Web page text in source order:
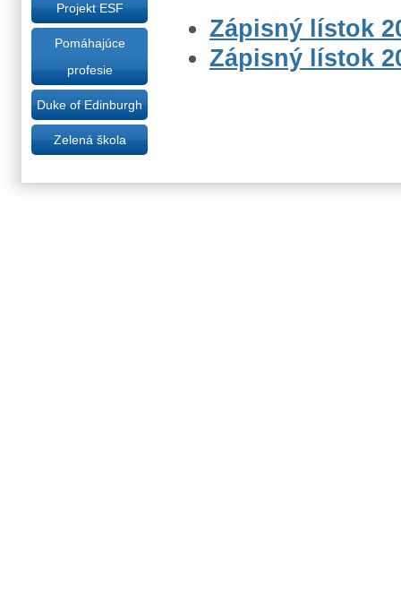
Zápisný lístok
Zápisný lístok
Projekt ESF
Pomáhajúce
profesie
Duke of Edinburgh
Zelená škola